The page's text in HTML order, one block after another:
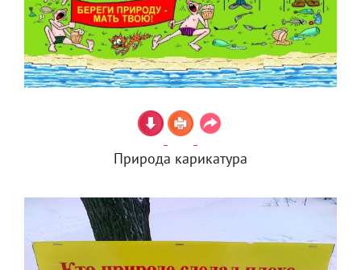
Природа карикатура